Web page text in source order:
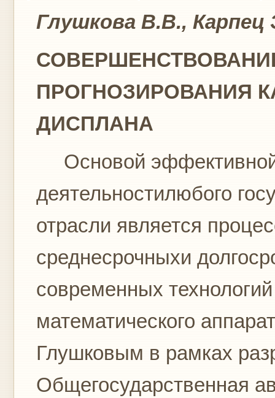
Глушкова В.В., Карпец
ПРОГНОЗИРОВАНИЯ
ДИСПЛАНА
Основой
деятельностилюбого
отрасли является
среднесрочныхи
современных
математического
Глушковым в рамках
Общегосударственная